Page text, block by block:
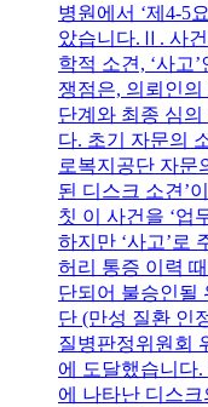
병원에서 ‘제4-5
았습니다.Ⅱ. 사건
학적 소견, ‘사고
쟁점은, 의뢰인의
단계와 최종 심
다. 초기 자문의
로복지공단 자문
된 디스크 소견’
칫 이 사건을 ‘업
하지만 ‘사고’로
허리 통증 이력
단되어 불승인될
단 (만성 질환 인
질병판정위원회
에 도달했습니다
에 나타난 디스